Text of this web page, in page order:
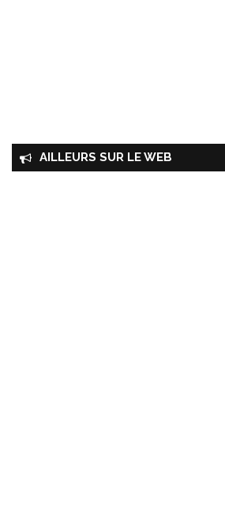
AILLEURS SUR LE WEB